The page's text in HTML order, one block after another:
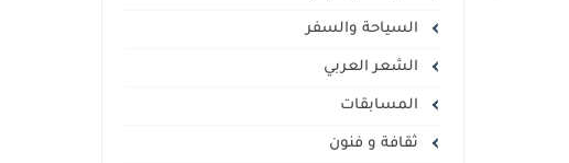
السياحة والسفر
الشعر العربي
المسابقات
ثقافة و فنون